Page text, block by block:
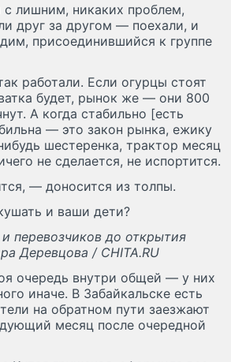
лишним, никаких проблем,
друг за другом — поехали, и
присоединившийся к группе
работали. Если огурцы стоят
будет, рынок же — они 800
А когда стабильно [есть
— это закон рынка, ежику
шестеренка, трактор месяц
не сделается, не испортится.
— доносится из толпы.
и ваши дети?
перевозчиков до открытия
Деревцова / CHITA.RU
очередь внутри общей — у них
иначе. В Забайкальске есть
на обратном пути заезжают
месяц после очередной